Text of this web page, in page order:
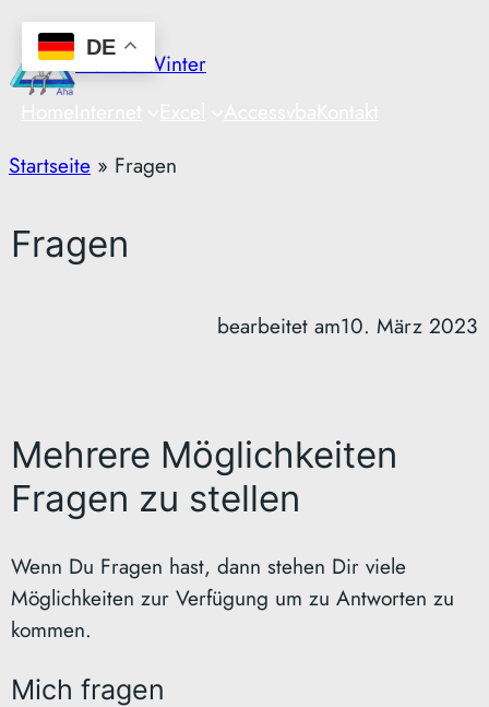
Zum
Inhalt
springen
Markus Winter
Startseite » Fragen
Fragen
bearbeitet am10. März 2023
Mehrere Möglichkeiten
Fragen zu stellen
Wenn Du Fragen hast, dann stehen Dir viele
Möglichkeiten zur Verfügung um zu Antworten zu
kommen.
Mich fragen
DE